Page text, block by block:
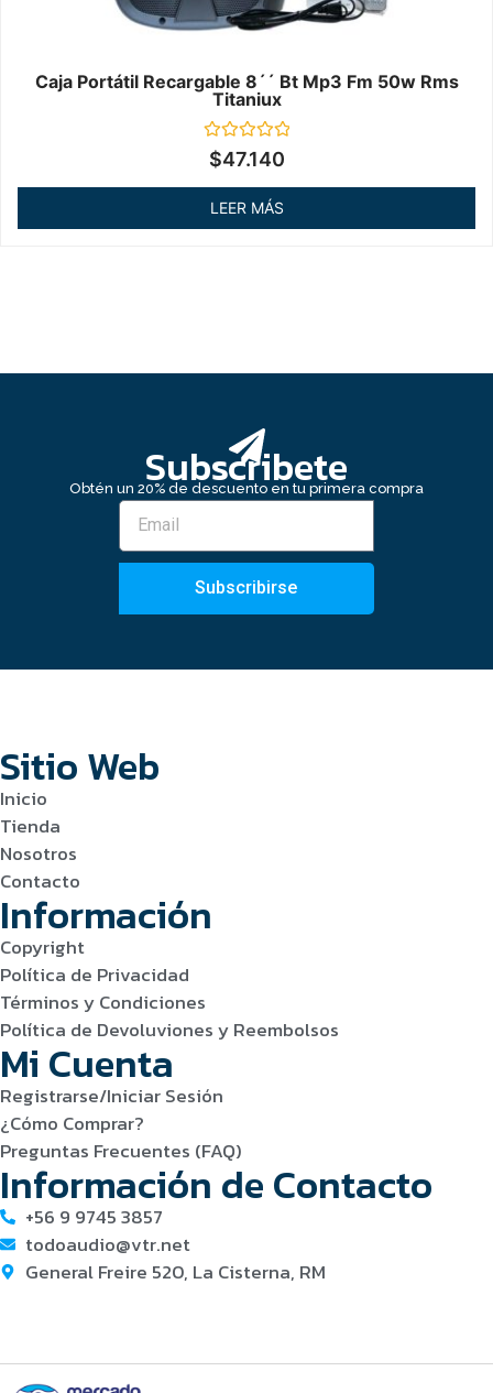
Caja Portátil Recargable 8´´ Bt Mp3 Fm 50w Rms
Titaniux
Valorado
en
de
$47.140
LEER MÁS
Subscribete
Obtén un 20% de descuento en tu primera compra
Subscribirse
Sitio Web
Inicio
Tienda
Nosotros
Contacto
Información
Copyright
Política de Privacidad
Términos y Condiciones
Política de Devoluviones y Reembolsos
Mi Cuenta
Registrarse/Iniciar Sesión
¿Cómo Comprar?
Preguntas Frecuentes (FAQ)
Información de Contacto
+56 9 9745 3857
todoaudio@vtr.net
General Freire 520, La Cisterna, RM